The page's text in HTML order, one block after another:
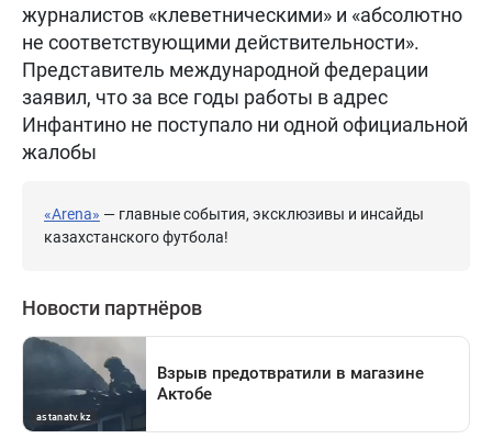
журналистов «клеветническими» и «абсолютно
не соответствующими действительности».
Представитель международной федерации
заявил, что за все годы работы в адрес
Инфантино не поступало ни одной официальной
жалобы
«Arena» — главные события, эксклюзивы и инсайды
казахстанского футбола!